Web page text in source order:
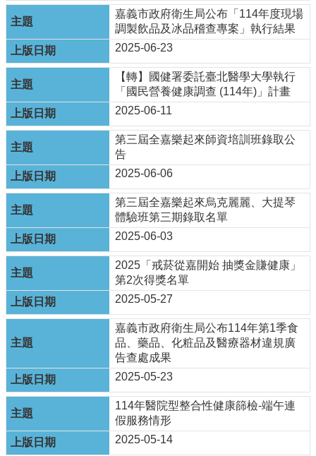
長
信
箱
粉
絲
頁
資
訊
安
全
策
隱
私
權
策
料
放
宣
嘉義市政府衛生局公布「114年度現場
調製飲品及冰品稽查專案」執行結果
2025-06-23
【轉】國健署委託臺北醫學大學執行
「國民營養健康調查 (114年)」計畫
2025-06-11
第三屆全嘉樂起來師資培訓班錄取公
告
2025-06-06
第三屆全嘉樂起來烏克麗麗、大提琴
體驗班第三期錄取名單
2025-06-03
2025「戒菸從嘉開始 抽獎金賺健康」
第2次得獎名單
2025-05-27
嘉義市政府衛生局公布114年第1季食
品、藥品、化粧品及醫療器材違規廣
告查處成果
2025-05-23
114年醫院型整合性健康篩檢-端午連
假服務情形
2025-05-14